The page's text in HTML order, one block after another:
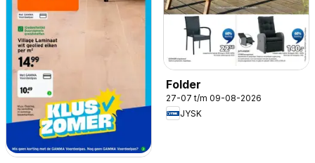
Folder
27-07 t/m 09-08-2026
JYSK